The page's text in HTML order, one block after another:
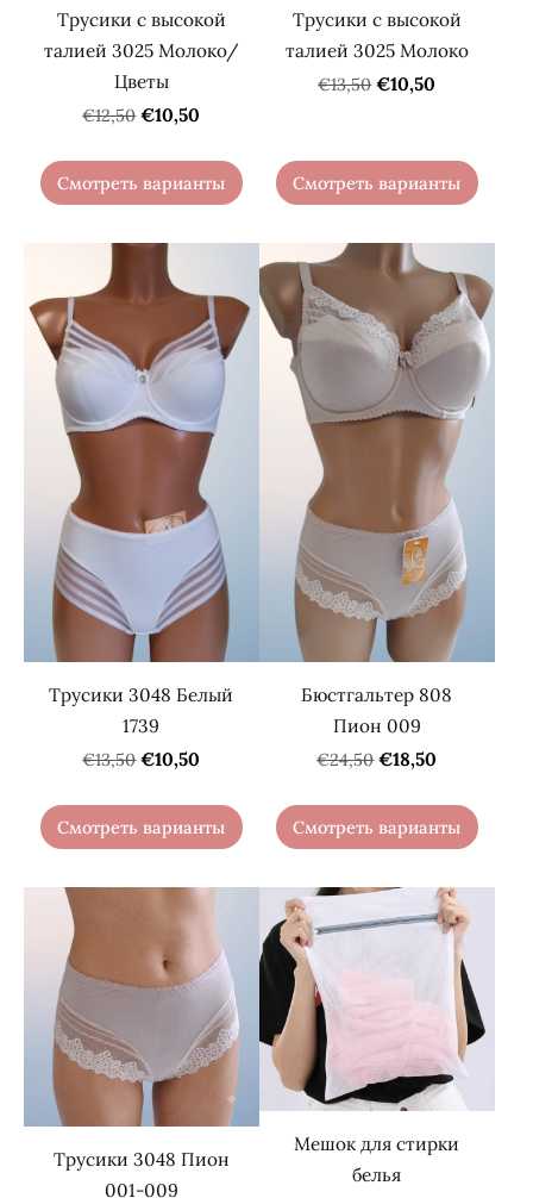
Трусики с высокой
талией 3025 Молоко/
Цветы
€12,50 €10,50
Смотреть варианты
Трусики с высокой
талией 3025 Молоко
€13,50 €10,50
Смотреть варианты
Трусики 3048 Белый
1739
€13,50 €10,50
Смотреть варианты
Бюстгальтер 808
Пион 009
€24,50 €18,50
Смотреть варианты
Трусики 3048 Пион
001-009
Mешок для стирки
белья